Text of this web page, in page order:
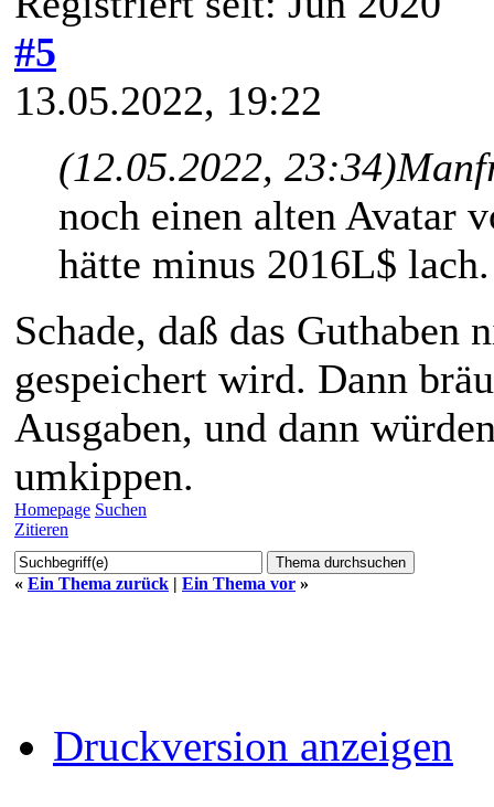
#5
13.05.2022, 19:22
(12.05.2022, 23:34)
noch einen alten Avatar
hätte minus 2016L$ lach.
Schade, daß das
gespeichert wird. Dann
Ausgaben, und dann
umkippen.
Homepage Suchen
Zitieren
« Ein Thema zurück | Ein Thema vor »
Druckversion anzeigen